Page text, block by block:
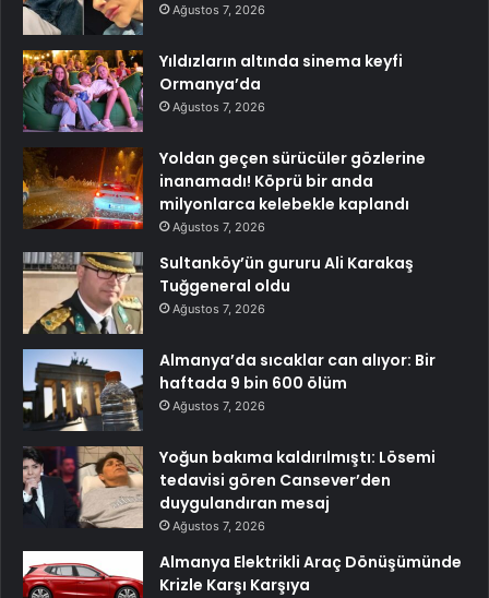
Ağustos 7, 2026
Yıldızların altında sinema keyfi
Ormanya’da
Ağustos 7, 2026
Yoldan geçen sürücüler gözlerine
inanamadı! Köprü bir anda
milyonlarca kelebekle kaplandı
Ağustos 7, 2026
Sultanköy’ün gururu Ali Karakaş
Tuğgeneral oldu
Ağustos 7, 2026
Almanya’da sıcaklar can alıyor: Bir
haftada 9 bin 600 ölüm
Ağustos 7, 2026
Yoğun bakıma kaldırılmıştı: Lösemi
tedavisi gören Cansever’den
duygulandıran mesaj
Ağustos 7, 2026
Almanya Elektrikli Araç Dönüşümünde
Krizle Karşı Karşıya